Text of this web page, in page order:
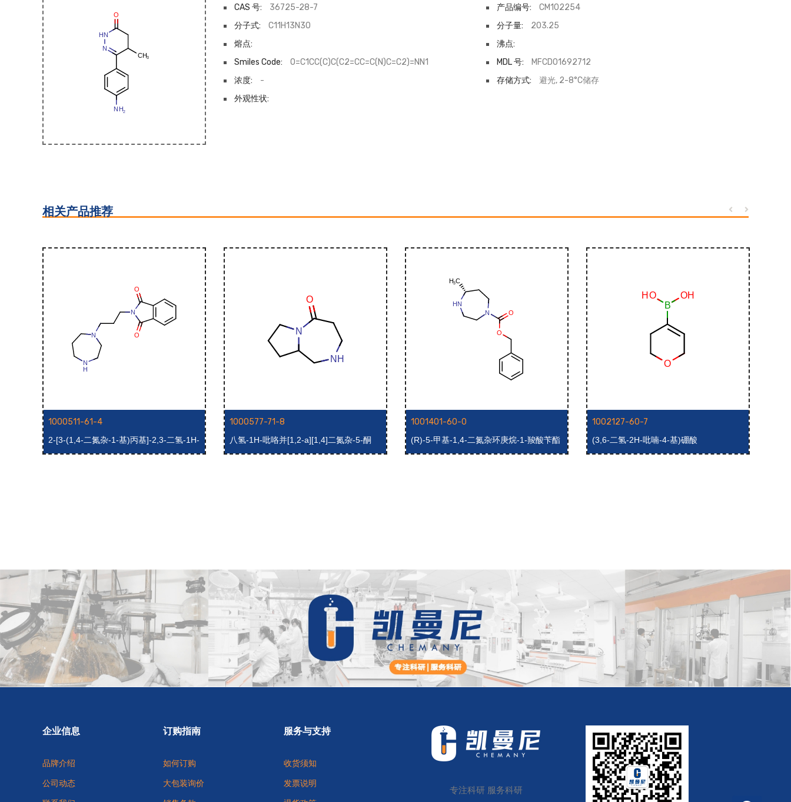
CAS 号: 36725-28-7 产品编号:
CM102254
分子式:
C11H13N3O 分子量:
203.25
熔点:
沸点:
Smiles Code:
O=C1CC(C)C(C2=CC=C(N)C=C2)=NN1 MDL 号:
MFCD01692712
浓度:
- 存储方式:
避光, 2-8°C储存
外观性状:
相关产品推荐
1000511-61-4
2-[3-(1,4-二氮杂-1-基)丙基]-2,3-二氢-1H-
异吲哚-1,3-二酮
1000577-71-8
八氢-1H-吡咯并[1,2-a][1,4]二氮杂-5-酮
1001401-60-0
(R)-5-甲基-1,4-二氮杂环庚烷-1-羧酸苄酯
1002127-60-7
(3,6-二氢-2H-吡喃-4-基)硼酸
企业信息
品牌介绍
公司动态
订购指南
如何订购
大包装询价
服务与支持
收货须知
发票说明
专注科研 服务科研